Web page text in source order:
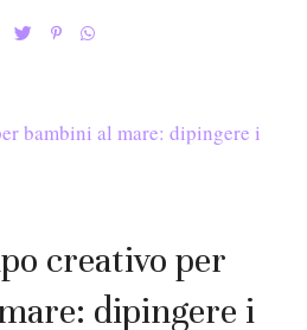
creativo per
dipingere i